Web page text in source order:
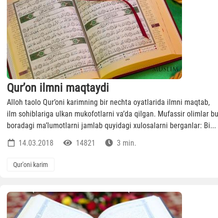
Qur’on ilmni maqtaydi
Alloh taolo Qur’oni karimning bir nechta oyatlarida ilmni maqtab,
ilm sohiblariga ulkan mukofotlarni va’da qilgan. Mufassir olimlar bu
boradagi ma’lumotlarni jamlab quyidagi xulosalarni berganlar: Bi...
14.03.2018
14821 3 min.
Qur'oni karim